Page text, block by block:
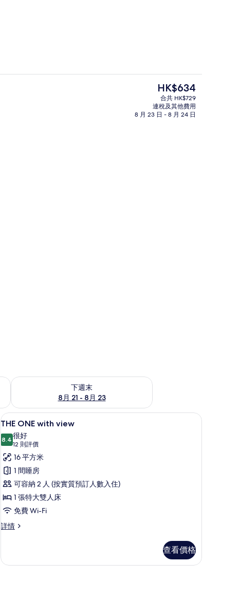
2 間酒吧/酒廊
現
價
HK$634
HK$634
合共 HK$729
連稅及其他費用
8 月 23 日 - 8 月 24 日
下週末
8月 21 - 8月 23
查看下週末 8月 21 - 8月 23的可訂空房
載
入
所
有
THE
ONE
with
view
相
防敏寢具、房內夾萬、書桌、隔音
9
THE ONE with view
8.48.4 分，滿分 10 分
很好
12 則評價
(12
則
評
價)
16 平方米
1 間睡房
可容納 2 人 (按實質預訂人數入住)
1 張特大雙人床
免費 Wi-Fi
詳情
THE
詳
查看價格